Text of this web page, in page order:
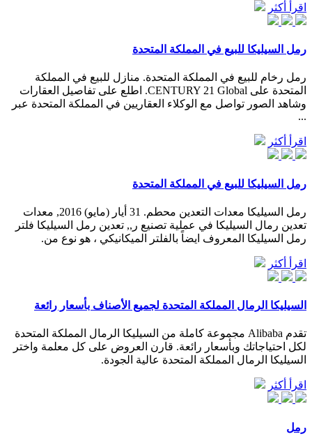
اقرأ أكثر
رمل السيليكا للبيع في المملكة المتحدة
رمل رخام للبيع في المملكة المتحدة. منازل للبيع في المملكة
المتحدة على CENTURY 21 Global. اطلع على تفاصيل العقارات
وشاهد الصور تواصل مع الوكلاء العقاريين في المملكة المتحدة عبر
...
اقرأ أكثر
رمل السيليكا للبيع في المملكة المتحدة
رمل السيليكا معدات التعدين محطم. 31 أيار (مايو) 2016, معدات
تعدين رمال السيليكا في عملية تصنيع ر,, تعدين رمل السيليكا فلتر
رمل السيليكا المعروف ايضاً بالفلتر الميكانيكي ، هو نوع من.
اقرأ أكثر
السيليكا الرمال المملكة المتحدة لجميع الأصناف بأسعار رائعة
تقدم Alibaba مجموعة كاملة من السيليكا الرمال المملكة المتحدة
لكل احتياجاتك وبأسعار رائعة. قارن العروض على كل معلمة واختر
السيليكا الرمال المملكة المتحدة عالية الجودة.
اقرأ أكثر
رمل